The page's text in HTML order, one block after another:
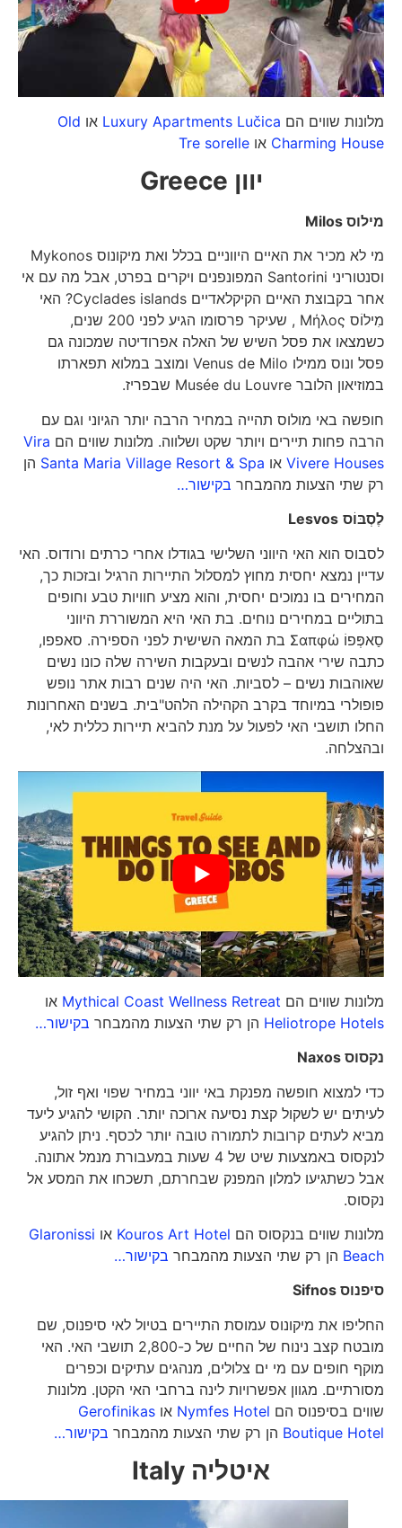
מלונות שווים הםLuxury Apartments Lučicaאו Old
Charming Houseאו Tre sorelle
יווןGreece
מילוסMilos
מי לא מכיר את האיים היווניים בכלל ואת מיקונוס Mykonos
וסנטוריני Santorini המפונפנים ויקרים בפרט, אבל מה עם אי
אחר בקבוצת האיים הקיקלאדיים Cyclades islands? האי
מִילוֹס Μήλος , שעיקר פרסומו הגיע לפני 200 שנים,
כשמצאו את פסל השיש של האלה אפרודיטה שמכונה גם
פסל ונוס ממילו Venus de Milo ומוצב במלוא תפארתו
במוזיאון הלובר Musée du Louvre שבפריז.
חופשה באי מולוס תהייה במחיר הרבה יותר הגיוני וגם עם
הרבה פחות תיירים ויותר שקט ושלווה. מלונות שווים הםVira
Vivere Housesאו Santa Maria Village Resort & Spaהן
רק שתי הצעות מהמבחרבקישור…
לֶסְבּוֹס Lesvos
לסבוס הוא האי היווני השלישי בגודלו אחרי כרתים ורודוס. האי
עדיין נמצא יחסית מחוץ למסלול התיירות הרגיל ובזכות כך,
המחירים בו נמוכים יחסית, והוא מציע חוויות טבע וחופים
בתוליים במחירים נוחים. בת האי היא המשוררת היווני
סַאפְּפוֹ Σαπφώ בת המאה השישית לפני הספירה. סאפפו,
כתבה שירי אהבה לנשים ובעקבות השירה שלה כונו נשים
שאוהבות נשים – לסביות. האי היה שנים רבות אתר נופש
פופולרי במיוחד בקרב הקהילה הלהט"בית. בשנים האחרונות
החלו תושבי האי לפעול על מנת להביא תיירות כללית לאי,
ובהצלחה.
מלונות שווים הםMythical Coast Wellness Retreatאו
Heliotrope Hotelsהן רק שתי הצעות מהמבחרבקישור…
נקסוסNaxos
כדי למצוא חופשה מפנקת באי יווני במחיר שפוי ואף זול,
לעיתים יש לשקול קצת נסיעה ארוכה יותר. הקושי להגיע ליעד
מביא לעתים קרובות לתמורה טובה יותר לכסף. ניתן להגיע
לנקסוס באמצעות שיט של 4 שעות במעבורת מנמל אתונה.
אבל כשתגיעו למלון המפנק שבחרתם, תשכחו את המסע אל
נקסוס.
מלונות שווים בנקסוס הםKouros Art Hotelאו Glaronissi
Beachהן רק שתי הצעות מהמבחרבקישור…
סיפנוסSifnos
החליפו את מיקונוס עמוסת התיירים בטיול לאי סיפנוס, שם
מובטח קצב נינוח של החיים של כ-2,800 תושבי האי. האי
מוקף חופים עם מי ים צלולים, מנהגים עתיקים וכפרים
מסורתיים. מגוון אפשרויות לינה ברחבי האי הקטן. מלונות
שווים בסיפנוס הםNymfes Hotelאו Gerofinikas
Boutique Hotelהן רק שתי הצעות מהמבחרבקישור…
איטליהItaly